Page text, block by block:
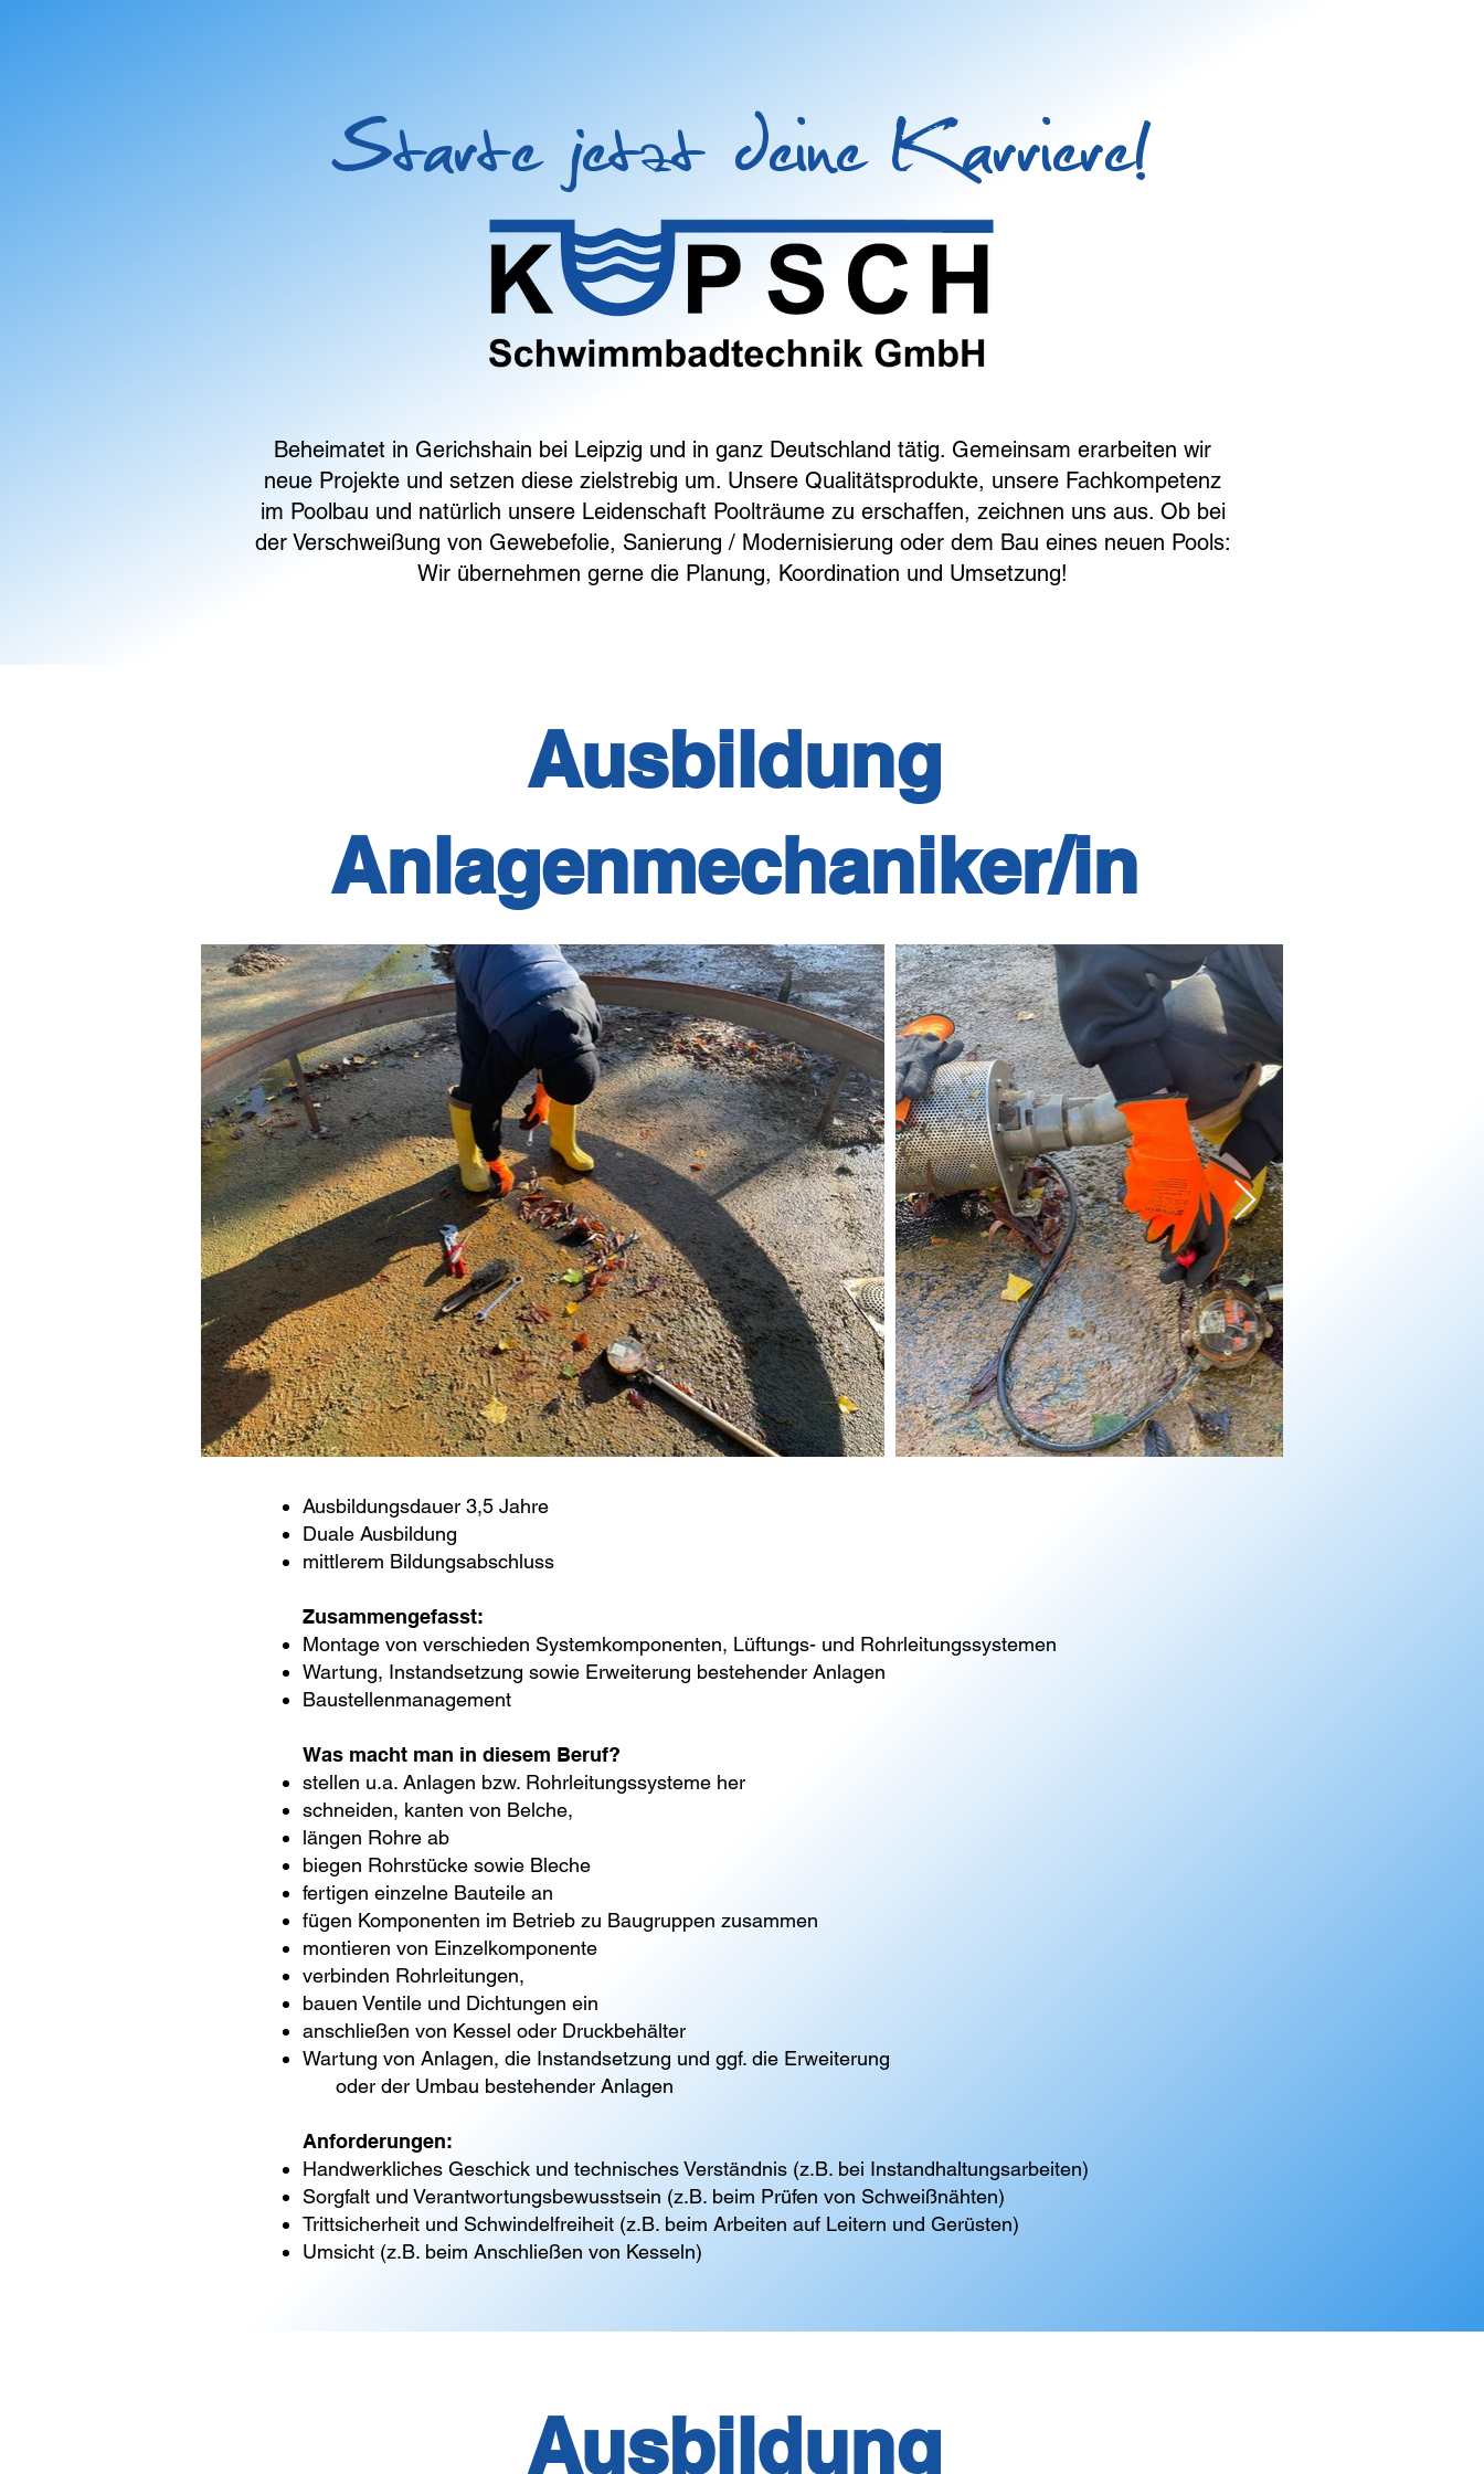
Starte jetzt deine Karriere!
Beheimatet in Gerichshain bei Leipzig und in ganz Deutschland tätig. Gemeinsam erarbeiten wir
neue Projekte und setzen diese zielstrebig um. Unsere Qualitätsprodukte, unsere Fachkompetenz
im Poolbau und natürlich unsere Leidenschaft Poolträume zu erschaffen, zeichnen uns aus. Ob bei
der Verschweißung von Gewebefolie, Sanierung / Modernisierung oder dem Bau eines neuen Pools:
Wir übernehmen gerne die Planung, Koordination und Umsetzung!
Ausbildung
Anlagenmechaniker/in
Ausbildungsdauer 3,5 Jahre
Duale Ausbildung
mittlerem Bildungsabschluss
Zusammengefasst:
Montage von verschieden Systemkomponenten, Lüftungs- und Rohrleitungssystemen
Wartung, Instandsetzung sowie Erweiterung bestehender Anlagen
Baustellenmanagement
Was macht man in diesem Beruf?
stellen u.a. Anlagen bzw. Rohrleitungssysteme her
schneiden, kanten von Belche,
längen Rohre ab
biegen Rohrstücke sowie Bleche
fertigen einzelne Bauteile an
fügen Komponenten im Betrieb zu Baugruppen zusammen
montieren von Einzelkomponente
verbinden Rohrleitungen,
bauen Ventile und Dichtungen ein
anschließen von Kessel oder Druckbehälter
Wartung von Anlagen, die Instandsetzung und ggf. die Erweiterung
oder der Umbau bestehender Anlagen
Anforderungen:
Handwerkliches Geschick und technisches Verständnis (z.B. bei Instandhaltungsarbeiten)
Sorgfalt und Verantwortungsbewusstsein (z.B. beim Prüfen von Schweißnähten)
Trittsicherheit und Schwindelfreiheit (z.B. beim Arbeiten auf Leitern und Gerüsten)
Umsicht (z.B. beim Anschließen von Kesseln)
Ausbildung